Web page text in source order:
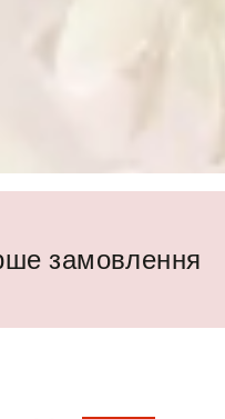
замовлення